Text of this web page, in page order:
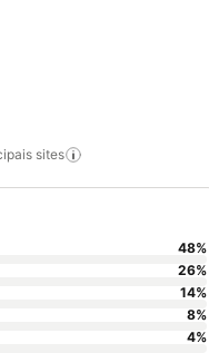
sites
48%
26%
14%
8%
4%